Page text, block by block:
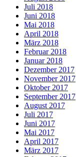
Juli 2018
Juni 2018
Mai 2018
April 2018
März 2018
Februar 2018
Januar 2018
Dezember 2017
November 2017
Oktober 2017
September 2017
August 2017
Juli 2017
Juni 2017
Mai 2017
April 2017
März 2017